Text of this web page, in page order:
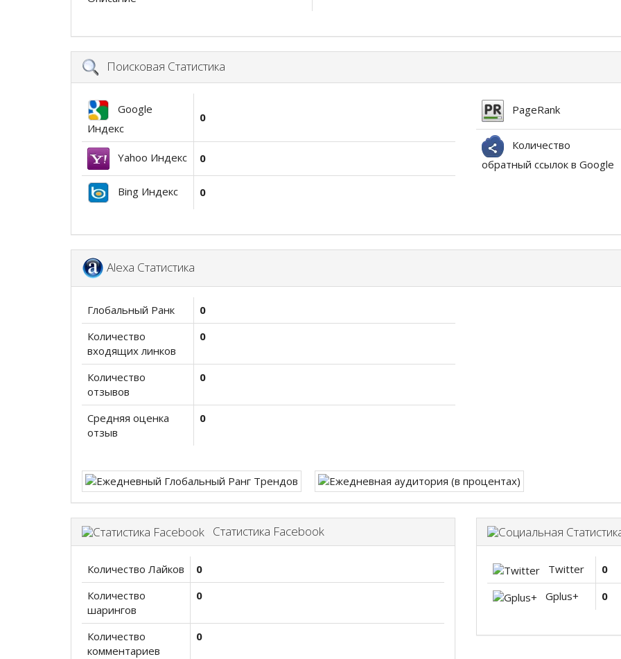
Поисковая Статистика
Google
Индекс
0
Yahoo Индекс 0
Bing Индекс 0
PageRank
Количество
обратный ссылок в Google
Alexa Статистика
Глобальный Ранк
0
Количество
входящих линков
0
Количество
отзывов
0
Средняя оценка
отзыв
0
Статистика Facebook
Количество Лайков
0
Количество
шарингов
0
Количество
комментариев
0
Twitter
0
Gplus+
0